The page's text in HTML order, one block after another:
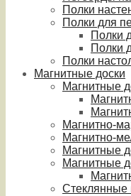
Полки
Полки для
Полки
Полки
Полки
Магнитные доски
Магнитные
Магнитно-
Магнитно-
Магнитные
Магнитные
Стеклянные